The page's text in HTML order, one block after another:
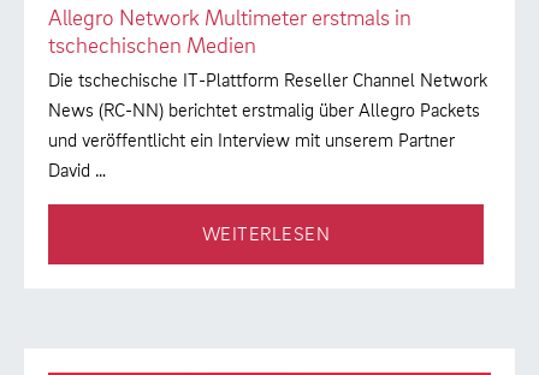
Allegro Network Multimeter erstmals in
tschechischen Medien
Die tschechische IT-Plattform Reseller Channel Network
News (RC-NN) berichtet erstmalig über Allegro Packets
und veröffentlicht ein Interview mit unserem Partner
David …
WEITERLESEN